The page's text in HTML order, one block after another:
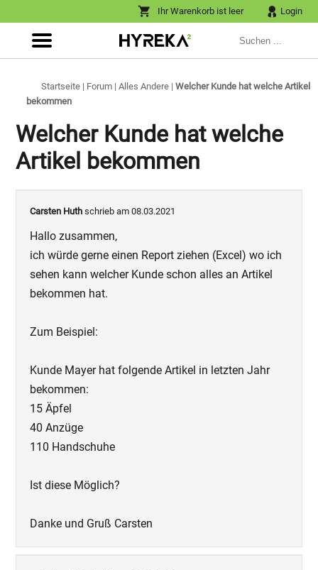
Login
Ihr Warenkorb ist leer
Startseite | Forum | Alles Andere | Welcher Kunde hat welche Artikel
bekommen
Welcher Kunde hat welche
Artikel bekommen
Carsten Huth schrieb am 08.03.2021
Hallo zusammen,
ich würde gerne einen Report ziehen (Excel) wo ich
sehen kann welcher Kunde schon alles an Artikel
bekommen hat.
Zum Beispiel:
Kunde Mayer hat folgende Artikel in letzten Jahr
bekommen:
15 Äpfel
40 Anzüge
110 Handschuhe
Ist diese Möglich?
Danke und Gruß Carsten